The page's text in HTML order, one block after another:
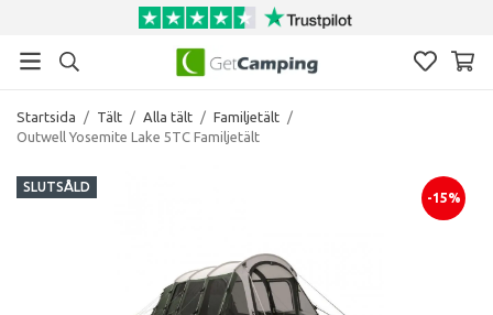
Startsida / Tält / Alla tält / Familjetält /
Outwell Yosemite Lake 5TC Familjetält
SLUTSÅLD
-15%